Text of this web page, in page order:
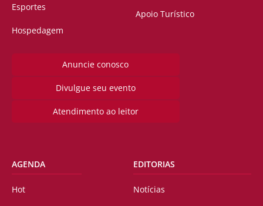
Esportes
Hospedagem
Apoio Turístico
Anuncie conosco
Divulgue seu evento
Atendimento ao leitor
AGENDA
Hot
EDITORIAS
Notícias